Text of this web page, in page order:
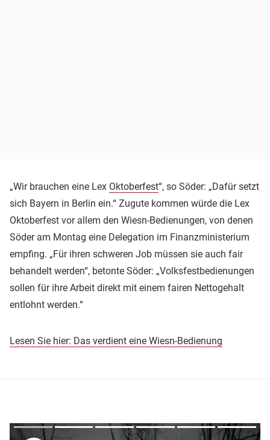
„Wir brauchen eine Lex Oktoberfest“, so Söder: „Dafür setzt
sich Bayern in Berlin ein.“ Zugute kommen würde die Lex
Oktoberfest vor allem den Wiesn-Bedienungen, von denen
Söder am Montag eine Delegation im Finanzministerium
empfing. „Für ihren schweren Job müssen sie auch fair
behandelt werden“, betonte Söder: „Volksfestbedienungen
sollen für ihre Arbeit direkt mit einem fairen Nettogehalt
entlohnt werden.“
Lesen Sie hier: Das verdient eine Wiesn-Bedienung